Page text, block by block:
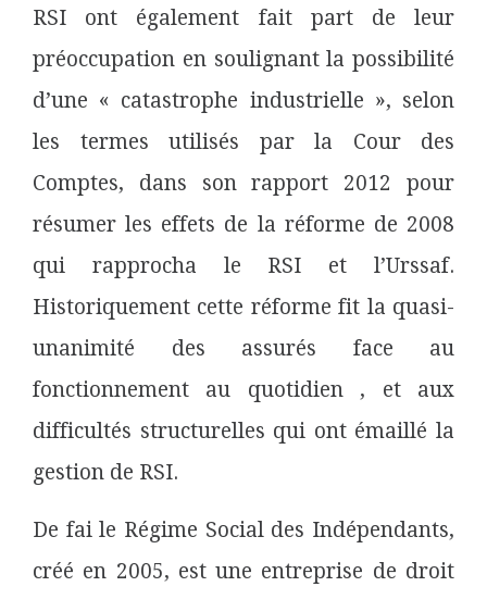
RSI ont également fait part de leur
préoccupation en soulignant la possibilité
d’une « catastrophe industrielle », selon
les termes utilisés par la Cour des
Comptes, dans son rapport 2012 pour
résumer les effets de la réforme de 2008
qui rapprocha le RSI et l’Urssaf.
Historiquement cette réforme fit la quasi-
unanimité des assurés face au
fonctionnement au quotidien , et aux
difficultés structurelles qui ont émaillé la
gestion de RSI.
De fai le Régime Social des Indépendants,
créé en 2005, est une entreprise de droit